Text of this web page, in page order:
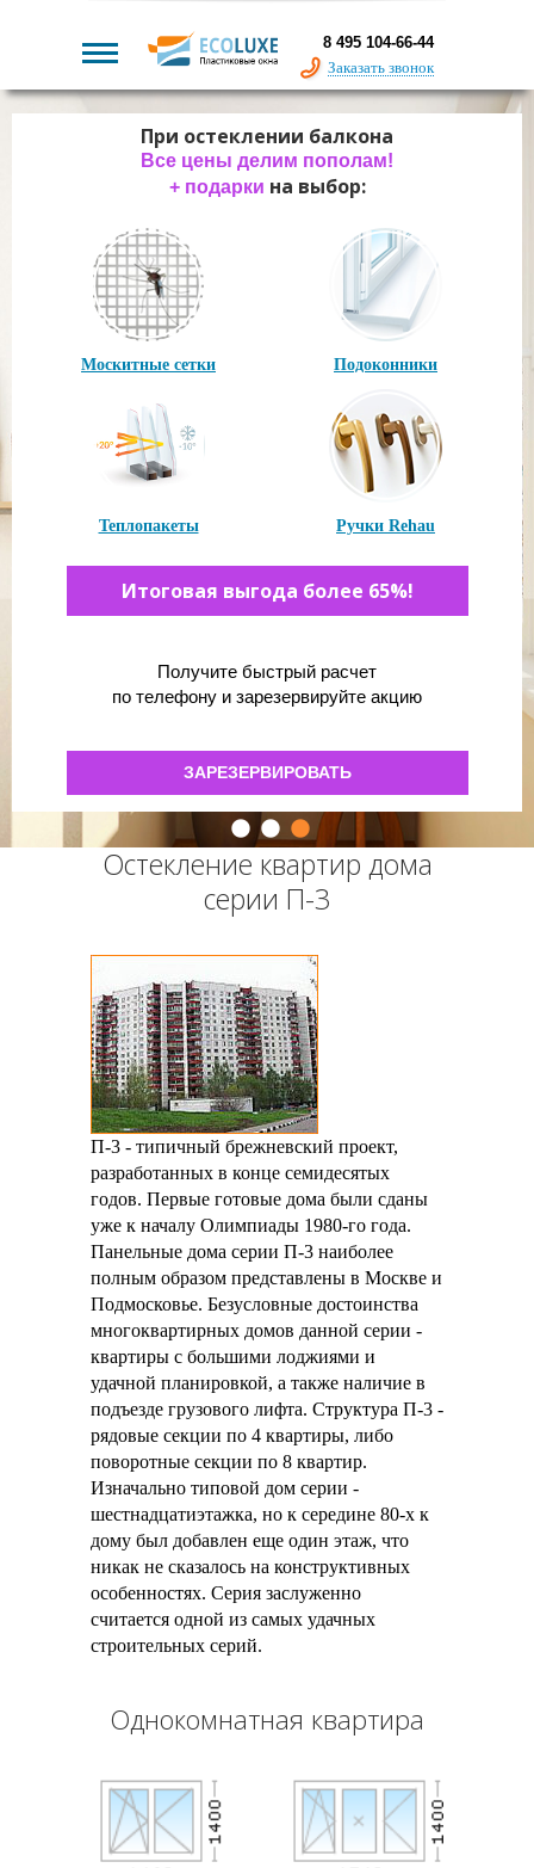
8 495 104-66-44
Заказать звонок
Сегодня для всехскидка 67% + 17%
иподаркина выбор:
Москитные сетки Подоконники
Итоговая выгода более 70%!
по телефону и зарезервируйте акцию
ЗАРЕЗЕРВИРОВАТЬ
Дарим каждое второе окно
владельцам домов+ подаркина выбор:
Москитные сетки Подоконники
Итоговая выгода более 70%!
по телефону и зарезервируйте акцию
ЗАРЕЗЕРВИРОВАТЬ
При остеклении балкона
Все цены делим пополам!
+ подарки на выбор:
Москитные сетки Подоконники
Теплопакеты Ручки Rehau
Итоговая выгода более 65%!
Получите быстрый расчет
по телефону и зарезервируйте акцию
ЗАРЕЗЕРВИРОВАТЬ
Остекление квартир дома
серии П-3
П-3 - типичный брежневский проект,
разработанных в конце семидесятых
годов. Первые готовые дома были сданы
уже к началу Олимпиады 1980-го года.
Панельные дома серии П-3 наиболее
полным образом представлены в Москве и
Подмосковье. Безусловные достоинства
многоквартирных домов данной серии -
квартиры с большими лоджиями и
удачной планировкой, а также наличие в
подъезде грузового лифта. Структура П-3 -
рядовые секции по 4 квартиры, либо
поворотные секции по 8 квартир.
Изначально типовой дом серии -
шестнадцатиэтажка, но к середине 80-х к
дому был добавлен еще один этаж, что
никак не сказалось на конструктивных
особенностях. Серия заслуженно
считается одной из самых удачных
строительных серий.
Однокомнатная квартира